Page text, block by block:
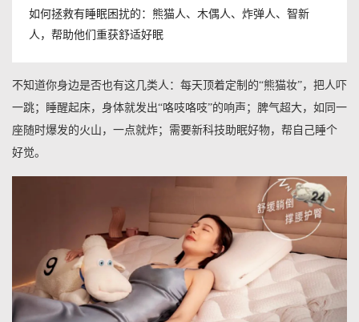
如何拯救有睡眠困扰的：熊猫人、木偶人、炸弹人、智新
人，帮助他们重获舒适好眠
不知道你身边是否也有这几类人：每天顶着定制的“熊猫妆”，把人吓
一跳；睡醒起床，身体就发出“咯吱咯吱”的响声；脾气超大，如同一
座随时爆发的火山，一点就炸；需要新科技助眠好物，帮自己睡个
好觉。